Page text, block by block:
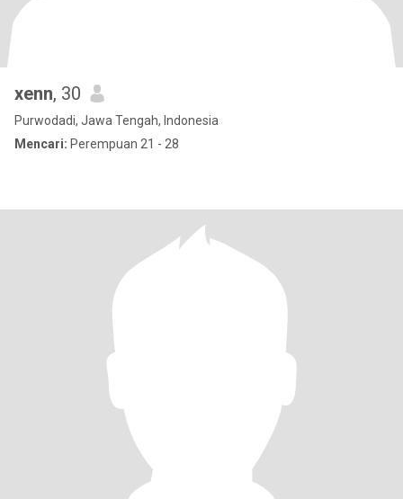
xenn, 30
Purwodadi, Jawa Tengah, Indonesia
Mencari: Perempuan 21 - 28